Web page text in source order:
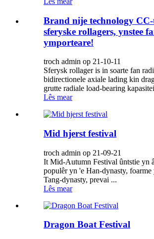
Brand nije technology
sferyske rollagers, ynstee
ymporteare!
troch admin op 21-10-11
Sferysk rollager is in soarte fan
bidirectionele axiale lading kin
grutte radiale load-bearing
Lês mear
Mid hjerst festival
troch admin op 21-09-21
It Mid-Autumn Festival ûntstie yn
populêr yn 'e Han-dynasty, foarme
Tang-dynasty, prevai ...
Lês mear
Dragon Boat Festival